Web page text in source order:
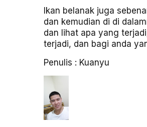
Ikan belanak juga
dan kemudian di di
dan lihat apa yang
terjadi, dan bagi anda
Penulis : Kuanyu